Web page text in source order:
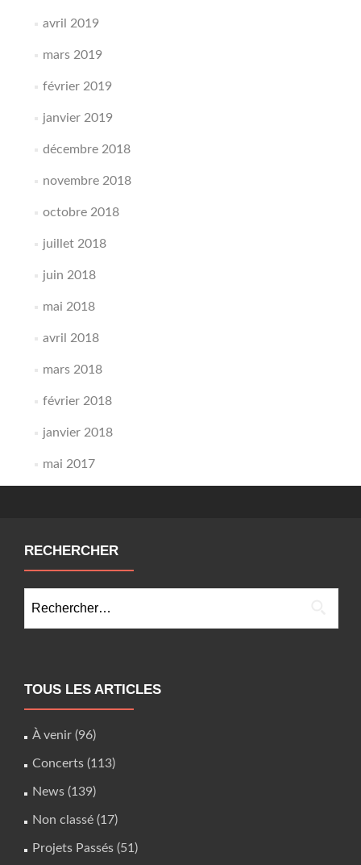
avril 2019
mars 2019
février 2019
janvier 2019
décembre 2018
novembre 2018
octobre 2018
juillet 2018
juin 2018
mai 2018
avril 2018
mars 2018
février 2018
janvier 2018
mai 2017
RECHERCHER
TOUS LES ARTICLES
À venir (96)
Concerts (113)
News (139)
Non classé (17)
Projets Passés (51)